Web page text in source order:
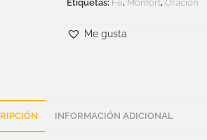
Etiquetas: Fe, Monfort,Oración
Me gusta
INFORMACIÓN ADICIONAL